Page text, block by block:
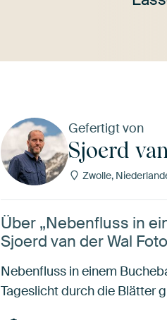
Gefertigt von
Sjoerd
Zwolle,
Über „Nebenfluss in
Sjoerd van der Wal
Nebenfluss in einem
Tageslicht durch die Blätter